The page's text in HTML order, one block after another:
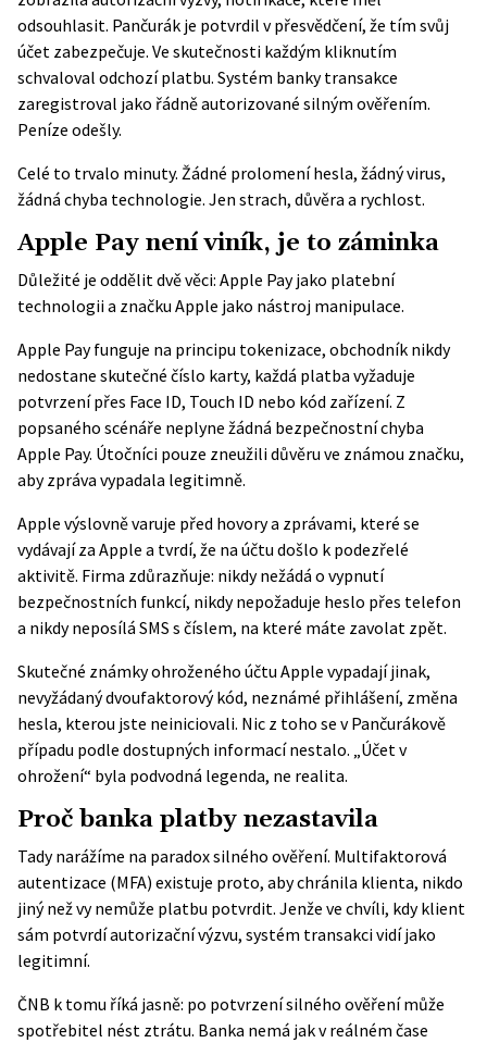
odsouhlasit. Pančurák je potvrdil v přesvědčení, že tím svůj
účet zabezpečuje. Ve skutečnosti každým kliknutím
schvaloval odchozí platbu. Systém banky transakce
zaregistroval jako řádně autorizované silným ověřením.
Peníze odešly.
Celé to trvalo minuty. Žádné prolomení hesla, žádný virus,
žádná chyba technologie. Jen strach, důvěra a rychlost.
Apple Pay není viník, je to záminka
Důležité je oddělit dvě věci: Apple Pay jako platební
technologii a značku Apple jako nástroj manipulace.
Apple Pay funguje na principu tokenizace, obchodník nikdy
nedostane skutečné číslo karty, každá platba vyžaduje
potvrzení přes Face ID, Touch ID nebo kód zařízení. Z
popsaného scénáře neplyne žádná bezpečnostní chyba
Apple Pay. Útočníci pouze zneužili důvěru ve známou značku,
aby zpráva vypadala legitimně.
Apple výslovně varuje před hovory a zprávami, které se
vydávají za Apple a tvrdí, že na účtu došlo k podezřelé
aktivitě. Firma zdůrazňuje: nikdy nežádá o vypnutí
bezpečnostních funkcí, nikdy nepožaduje heslo přes telefon
a nikdy neposílá SMS s číslem, na které máte zavolat zpět.
Skutečné známky ohroženého účtu Apple vypadají jinak,
nevyžádaný dvoufaktorový kód, neznámé přihlášení, změna
hesla, kterou jste neiniciovali. Nic z toho se v Pančurákově
případu podle dostupných informací nestalo. „Účet v
ohrožení“ byla podvodná legenda, ne realita.
Proč banka platby nezastavila
Tady narážíme na paradox silného ověření. Multifaktorová
autentizace (MFA) existuje proto, aby chránila klienta, nikdo
jiný než vy nemůže platbu potvrdit. Jenže ve chvíli, kdy klient
sám potvrdí autorizační výzvu, systém transakci vidí jako
legitimní.
ČNB k tomu říká jasně: po potvrzení silného ověření může
spotřebitel nést ztrátu. Banka nemá jak v reálném čase